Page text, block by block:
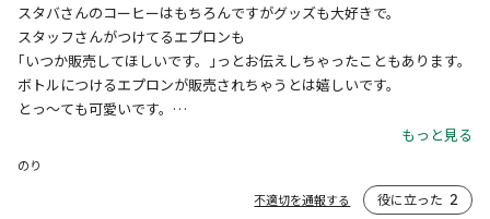
スタバさんのコーヒーはもちろんですがグッズも大好きで。
スタッフさんがつけてるエプロンも
｢いつか販売してほしいです。｣っとお伝えしちゃったこともあります。
ボトルにつけるエプロンが販売されちゃうとは嬉しいです。
とっ〜ても可愛いです。
アイロンがけが苦手な私ですがワッペンも2枚購入し仕上がったエプロ
ンを見て惚れ惚れしてます。
もっと見る
のり
不適切を通報する 役に立った 2